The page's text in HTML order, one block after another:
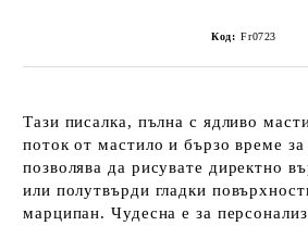
Код: Fr0723
Тази писалка, пълна с ядливо
поток от мастило и бързо време
позволява да рисувате директно
или полутвърди гладки
марципан. Чудесна е за